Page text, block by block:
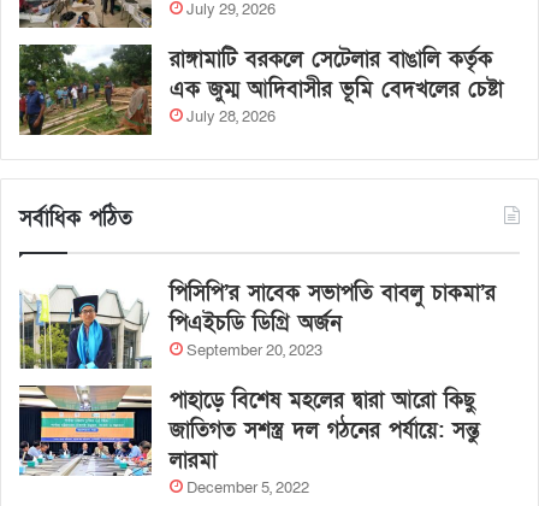
July 29, 2026
রাঙ্গামাটি বরকলে সেটেলার বাঙালি কর্তৃক
এক জুম্ম আদিবাসীর ভূমি বেদখলের চেষ্টা
July 28, 2026
সর্বাধিক পঠিত
পিসিপি’র সাবেক সভাপতি বাবলু চাকমা’র
পিএইচডি ডিগ্রি অর্জন
September 20, 2023
পাহাড়ে বিশেষ মহলের দ্বারা আরো কিছু
জাতিগত সশস্ত্র দল গঠনের পর্যায়ে: সন্তু
লারমা
December 5, 2022